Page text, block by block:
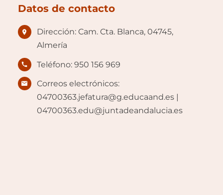
Datos de contacto
Dirección: Cam. Cta. Blanca, 04745,
Almería
Teléfono: 950 156 969
Correos electrónicos:
04700363.jefatura@g.educaand.es |
04700363.edu@juntadeandalucia.es